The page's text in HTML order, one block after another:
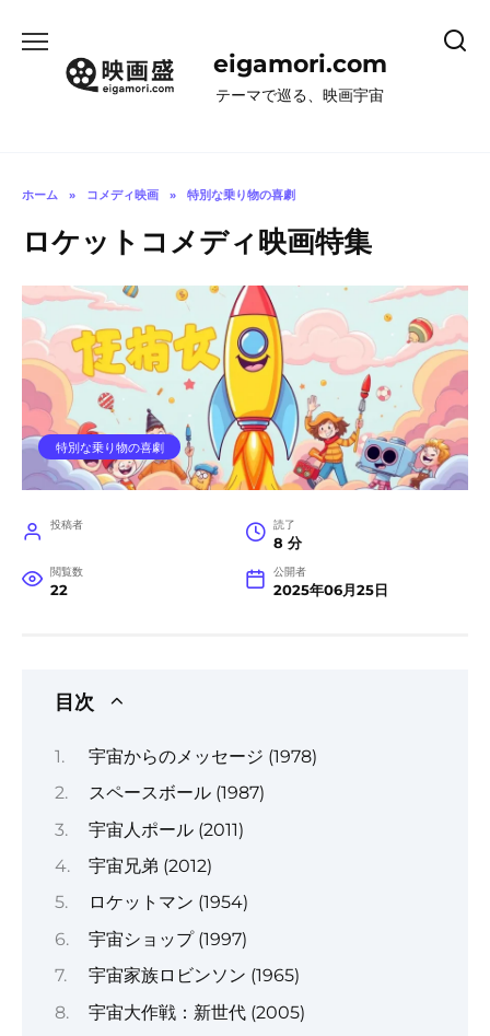
eigamori.com
テーマで巡る、映画宇宙
ホーム » コメディ映画 » 特別な乗り物の喜劇
ロケットコメディ映画特集
特別な乗り物の喜劇
投稿者 読了
8 分
閲覧数
22
公開者
2025年06月25日
目次
宇宙からのメッセージ (1978)
スペースボール (1987)
宇宙人ポール (2011)
宇宙兄弟 (2012)
ロケットマン (1954)
宇宙ショップ (1997)
宇宙家族ロビンソン (1965)
宇宙大作戦：新世代 (2005)